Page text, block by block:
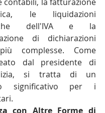
le liquidazioni
dell'IVA e la
di dichiarazioni
complesse. Come
dal presidente di
si tratta di un
significativo per i
con Altre Forme di